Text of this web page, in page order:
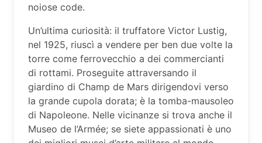
noiose code.
Un’ultima curiosità: il truffatore Victor Lustig,
nel 1925, riuscì a vendere per ben due volte la
torre come ferrovecchio a dei commercianti
di rottami. Proseguite attraversando il
giardino di Champ de Mars dirigendovi verso
la grande cupola dorata; è la tomba-mausoleo
di Napoleone. Nelle vicinanze si trova anche il
Museo de l’Armée; se siete appassionati è uno